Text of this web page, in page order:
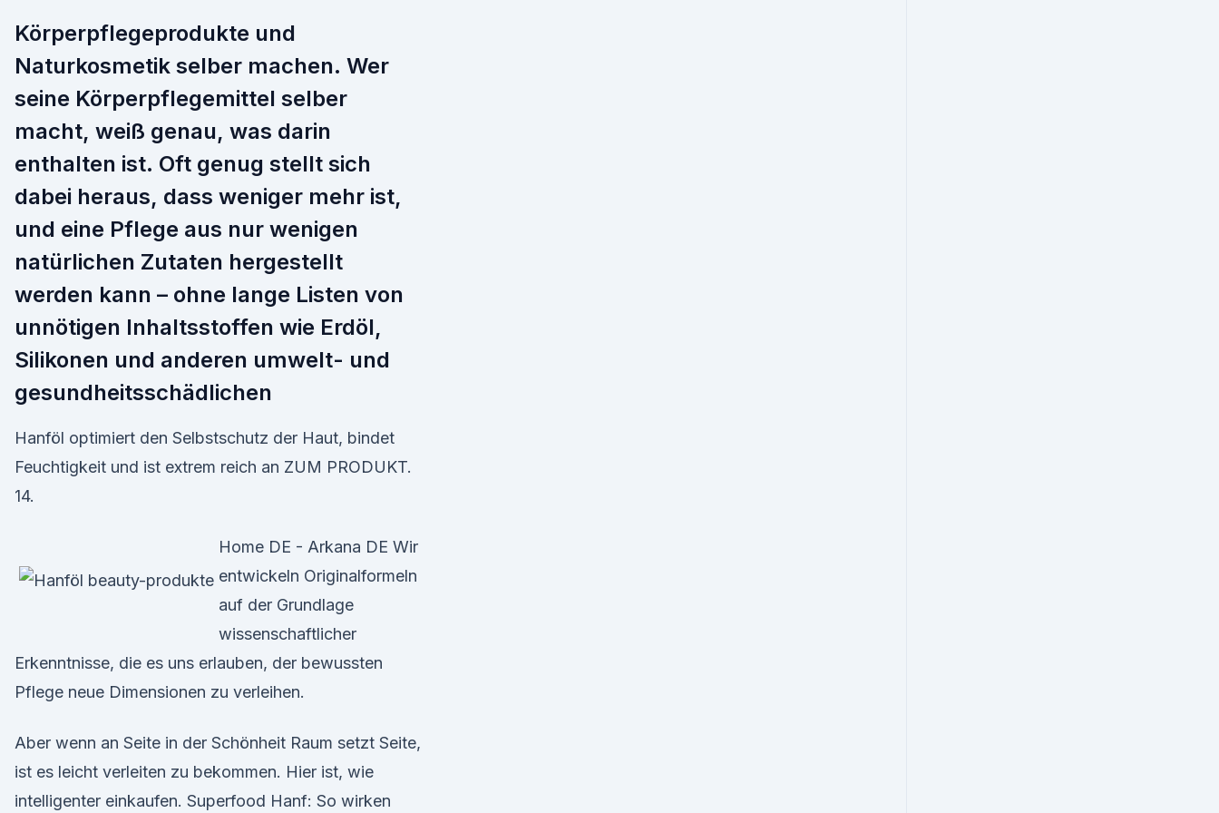
Körperpflegeprodukte und
Naturkosmetik selber machen. Wer
seine Körperpflegemittel selber
macht, weiß genau, was darin
enthalten ist. Oft genug stellt sich
dabei heraus, dass weniger mehr ist,
und eine Pflege aus nur wenigen
natürlichen Zutaten hergestellt
werden kann – ohne lange Listen von
unnötigen Inhaltsstoffen wie Erdöl,
Silikonen und anderen umwelt- und
gesundheitsschädlichen
Hanföl optimiert den Selbstschutz der Haut, bindet
Feuchtigkeit und ist extrem reich an ZUM PRODUKT.
14.
Home DE - Arkana DE Wir
entwickeln Originalformeln
auf der Grundlage
wissenschaftlicher
Erkenntnisse, die es uns erlauben, der bewussten
Pflege neue Dimensionen zu verleihen.
Aber wenn an Seite in der Schönheit Raum setzt Seite,
ist es leicht verleiten zu bekommen. Hier ist, wie
intelligenter einkaufen. Superfood Hanf: So wirken